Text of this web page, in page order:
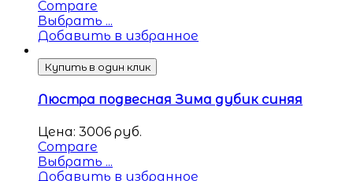
Compare
Выбрать ...
Добавить в избранное
Купить в один клик
Люстра подвесная Зима дубик синяя
Цена: 3006 руб.
Compare
Выбрать ...
Добавить в избранное